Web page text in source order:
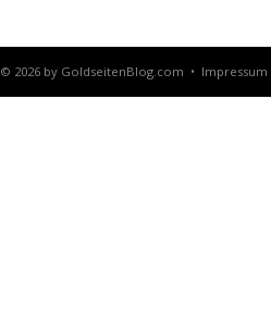
© 2026 by GoldseitenBlog.com • Impressum